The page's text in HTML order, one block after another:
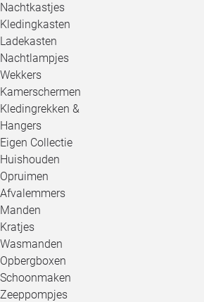
Nachtkastjes
Kledingkasten
Ladekasten
Nachtlampjes
Wekkers
Kamerschermen
Kledingrekken &
Hangers
Eigen Collectie
Huishouden
Opruimen
Afvalemmers
Manden
Kratjes
Wasmanden
Opbergboxen
Schoonmaken
Zeeppompjes